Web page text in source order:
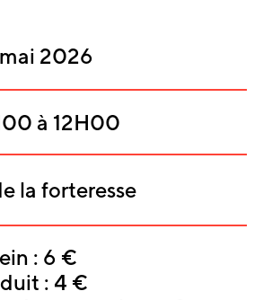
SUR
2026
à 12H00
la forteresse
: 6 €
: 4 €